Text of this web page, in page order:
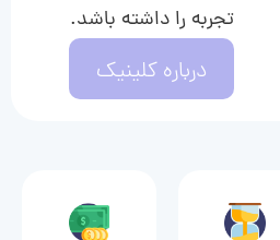
تجربه را داشته باشد.
درباره کلینیک